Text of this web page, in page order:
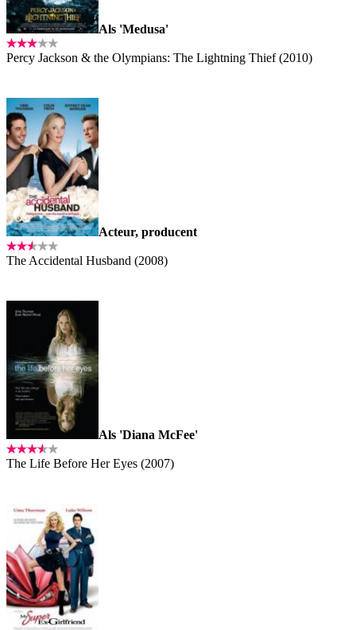
Als 'Medusa'
Percy Jackson & the Olympians: The Lightning Thief (2010)
Acteur, producent
The Accidental Husband (2008)
Als 'Diana McFee'
The Life Before Her Eyes (2007)